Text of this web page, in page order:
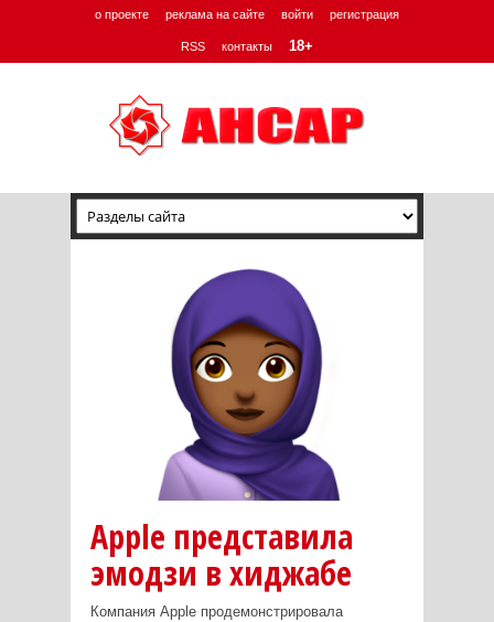
о проекте реклама на сайте войти регистрация
RSS контакты 18+
Apple представила
эмодзи в хиджабе
Компания Apple продемонстрировала